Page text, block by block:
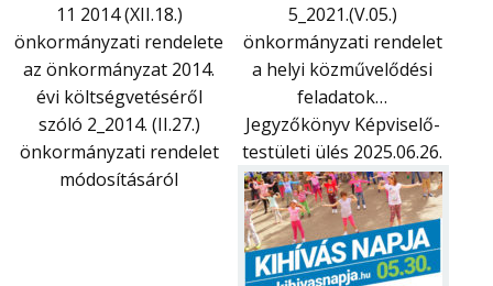
11 2014 (XII.18.)
önkormányzati rendelete
az önkormányzat 2014.
évi költségvetéséről
szóló 2_2014. (II.27.)
önkormányzati rendelet
módosításáról
5_2021.(V.05.)
önkormányzati rendelet
a helyi közművelődési
feladatok…
Jegyzőkönyv Képviselő-
testületi ülés 2025.06.26.